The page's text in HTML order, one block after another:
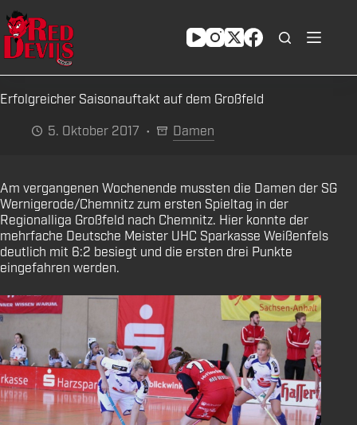
Zum
Inhalt
springen
Erfolgreicher Saisonauftakt auf dem Großfeld
5. Oktober 2017
Damen
Am vergangenen Wochenende mussten die Damen der SG
Wernigerode/Chemnitz zum ersten Spieltag in der
Regionalliga Großfeld nach Chemnitz. Hier konnte der
mehrfache Deutsche Meister UHC Sparkasse Weißenfels
deutlich mit 6:2 besiegt und die ersten drei Punkte
eingefahren werden.